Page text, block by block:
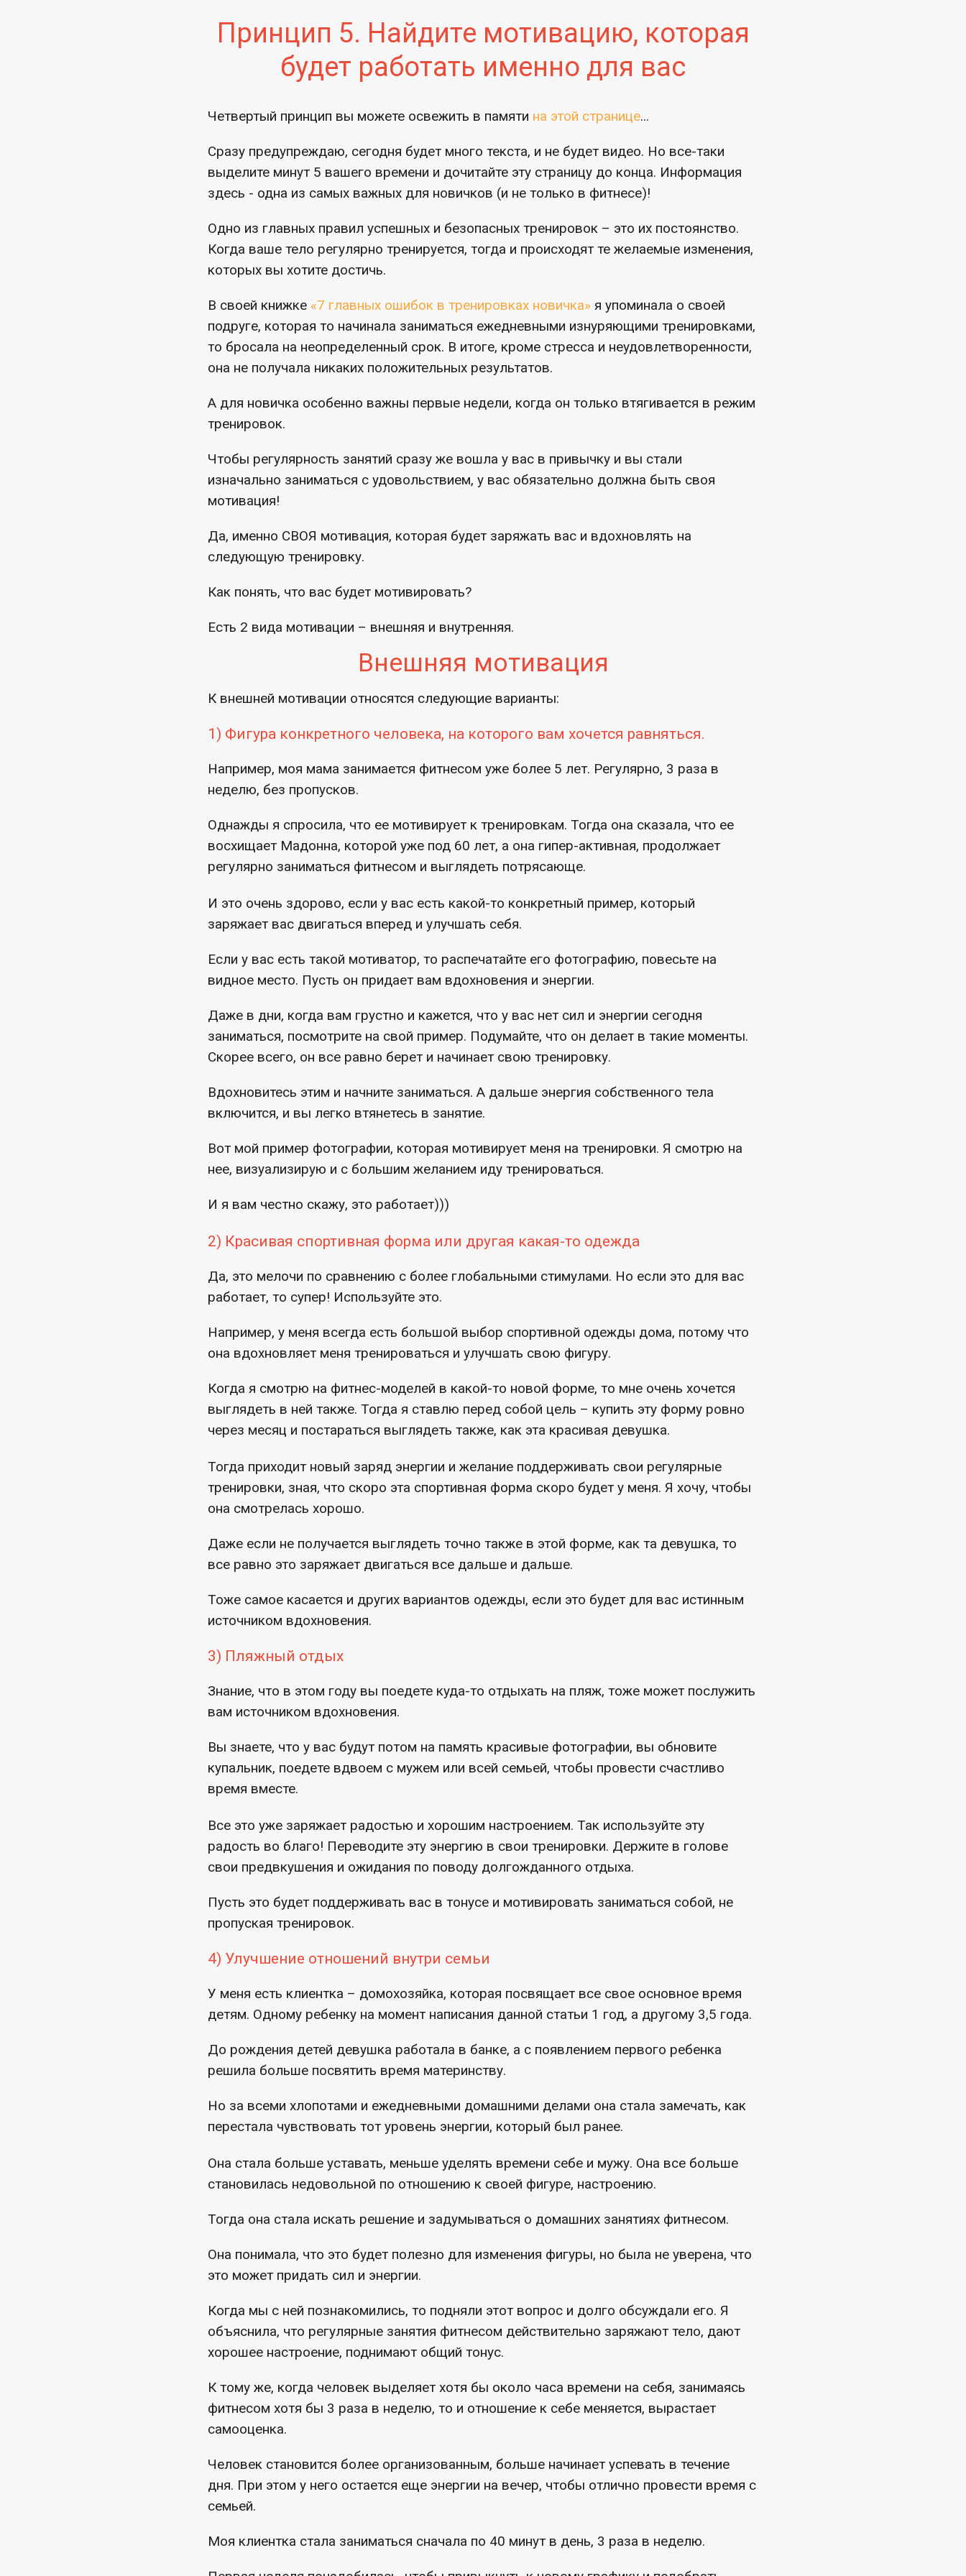
Принцип 5. Найдите мотивацию, которая
будет работать именно для вас
Четвертый принцип вы можете освежить в памяти на этой странице...
Сразу предупреждаю, сегодня будет много текста, и не будет видео. Но все-таки
выделите минут 5 вашего времени и дочитайте эту страницу до конца. Информация
здесь - одна из самых важных для новичков (и не только в фитнесе)!
Одно из главных правил успешных и безопасных тренировок – это их постоянство.
Когда ваше тело регулярно тренируется, тогда и происходят те желаемые изменения,
которых вы хотите достичь.
В своей книжке «7 главных ошибок в тренировках новичка» я упоминала о своей
подруге, которая то начинала заниматься ежедневными изнуряющими тренировками,
то бросала на неопределенный срок. В итоге, кроме стресса и неудовлетворенности,
она не получала никаких положительных результатов.
А для новичка особенно важны первые недели, когда он только втягивается в режим
тренировок.
Чтобы регулярность занятий сразу же вошла у вас в привычку и вы стали
изначально заниматься с удовольствием, у вас обязательно должна быть своя
мотивация!
Да, именно СВОЯ мотивация, которая будет заряжать вас и вдохновлять на
следующую тренировку.
Как понять, что вас будет мотивировать?
Есть 2 вида мотивации – внешняя и внутренняя.
Внешняя мотивация
К внешней мотивации относятся следующие варианты:
1) Фигура конкретного человека, на которого вам хочется равняться.
Например, моя мама занимается фитнесом уже более 5 лет. Регулярно, 3 раза в
неделю, без пропусков.
Однажды я спросила, что ее мотивирует к тренировкам. Тогда она сказала, что ее
восхищает Мадонна, которой уже под 60 лет, а она гипер-активная, продолжает
регулярно заниматься фитнесом и выглядеть потрясающе.
И это очень здорово, если у вас есть какой-то конкретный пример, который
заряжает вас двигаться вперед и улучшать себя.
Если у вас есть такой мотиватор, то распечатайте его фотографию, повесьте на
видное место. Пусть он придает вам вдохновения и энергии.
Даже в дни, когда вам грустно и кажется, что у вас нет сил и энергии сегодня
заниматься, посмотрите на свой пример. Подумайте, что он делает в такие моменты.
Скорее всего, он все равно берет и начинает свою тренировку.
Вдохновитесь этим и начните заниматься. А дальше энергия собственного тела
включится, и вы легко втянетесь в занятие.
Вот мой пример фотографии, которая мотивирует меня на тренировки. Я смотрю на
нее, визуализирую и с большим желанием иду тренироваться.
И я вам честно скажу, это работает)))
2) Красивая спортивная форма или другая какая-то одежда
Да, это мелочи по сравнению с более глобальными стимулами. Но если это для вас
работает, то супер! Используйте это.
Например, у меня всегда есть большой выбор спортивной одежды дома, потому что
она вдохновляет меня тренироваться и улучшать свою фигуру.
Когда я смотрю на фитнес-моделей в какой-то новой форме, то мне очень хочется
выглядеть в ней также. Тогда я ставлю перед собой цель – купить эту форму ровно
через месяц и постараться выглядеть также, как эта красивая девушка.
Тогда приходит новый заряд энергии и желание поддерживать свои регулярные
тренировки, зная, что скоро эта спортивная форма скоро будет у меня. Я хочу, чтобы
она смотрелась хорошо.
Даже если не получается выглядеть точно также в этой форме, как та девушка, то
все равно это заряжает двигаться все дальше и дальше.
Тоже самое касается и других вариантов одежды, если это будет для вас истинным
источником вдохновения.
3) Пляжный отдых
Знание, что в этом году вы поедете куда-то отдыхать на пляж, тоже может послужить
вам источником вдохновения.
Вы знаете, что у вас будут потом на память красивые фотографии, вы обновите
купальник, поедете вдвоем с мужем или всей семьей, чтобы провести счастливо
время вместе.
Все это уже заряжает радостью и хорошим настроением. Так используйте эту
радость во благо! Переводите эту энергию в свои тренировки. Держите в голове
свои предвкушения и ожидания по поводу долгожданного отдыха.
Пусть это будет поддерживать вас в тонусе и мотивировать заниматься собой, не
пропуская тренировок.
4) Улучшение отношений внутри семьи
У меня есть клиентка – домохозяйка, которая посвящает все свое основное время
детям. Одному ребенку на момент написания данной статьи 1 год, а другому 3,5 года.
До рождения детей девушка работала в банке, а с появлением первого ребенка
решила больше посвятить время материнству.
Но за всеми хлопотами и ежедневными домашними делами она стала замечать, как
перестала чувствовать тот уровень энергии, который был ранее.
Она стала больше уставать, меньше уделять времени себе и мужу. Она все больше
становилась недовольной по отношению к своей фигуре, настроению.
Тогда она стала искать решение и задумываться о домашних занятиях фитнесом.
Она понимала, что это будет полезно для изменения фигуры, но была не уверена, что
это может придать сил и энергии.
Когда мы с ней познакомились, то подняли этот вопрос и долго обсуждали его. Я
объяснила, что регулярные занятия фитнесом действительно заряжают тело, дают
хорошее настроение, поднимают общий тонус.
К тому же, когда человек выделяет хотя бы около часа времени на себя, занимаясь
фитнесом хотя бы 3 раза в неделю, то и отношение к себе меняется, вырастает
самооценка.
Человек становится более организованным, больше начинает успевать в течение
дня. При этом у него остается еще энергии на вечер, чтобы отлично провести время с
семьей.
Моя клиентка стала заниматься сначала по 40 минут в день, 3 раза в неделю.